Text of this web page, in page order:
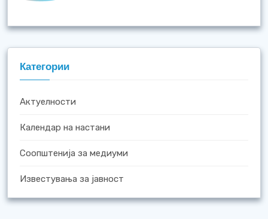
Категории
Актуелности
Календар на настани
Соопштенија за медиуми
Известувања за јавност